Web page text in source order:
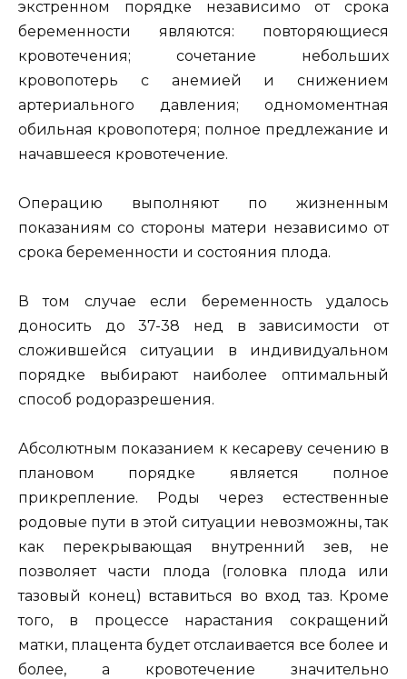
экстренном порядке независимо от срока
беременности являются: повторяющиеся
кровотечения; сочетание небольших
кровопотерь с анемией и снижением
артериального давления; одномоментная
обильная кровопотеря; полное предлежание и
начавшееся кровотечение.
Операцию выполняют по жизненным
показаниям со стороны матери независимо от
срока беременности и состояния плода.
В том случае если беременность удалось
доносить до 37-38 нед в зависимости от
сложившейся ситуации в индивидуальном
порядке выбирают наиболее оптимальный
способ родоразрешения.
Абсолютным показанием к кесареву сечению в
плановом порядке является полное
прикрепление. Роды через естественные
родовые пути в этой ситуации невозможны, так
как перекрывающая внутренний зев, не
позволяет части плода (головка плода или
тазовый конец) вставиться во вход таз. Кроме
того, в процессе нарастания сокращений
матки, плацента будет отслаивается все более и
более, а кровотечение значительно